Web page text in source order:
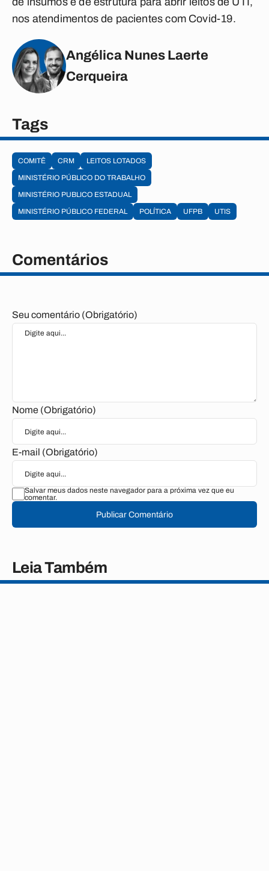
nos atendimentos de pacientes com Covid-19.
Angélica Nunes Laerte
Cerqueira
Tags
COMITÊ CRM
LEITOS LOTADOS
MINISTÉRIO PÚBLICO DO TRABALHO
MINISTÉRIO PUBLICO ESTADUAL
MINISTÉRIO PÚBLICO FEDERAL
POLÍTICA UFPB UTIS
Comentários
Seu comentário (Obrigatório)
Nome (Obrigatório)
E-mail (Obrigatório)
Salvar meus dados neste navegador para a próxima vez que eu
comentar.
Publicar Comentário
Leia Também